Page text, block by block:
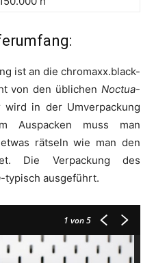
ist an die chromaxx.black-
von den üblichen Noctua-
wird in der Umverpackung
Auspacken muss man
rätseln wie man den
Die Verpackung des
-typisch ausgeführt.
1 von 5